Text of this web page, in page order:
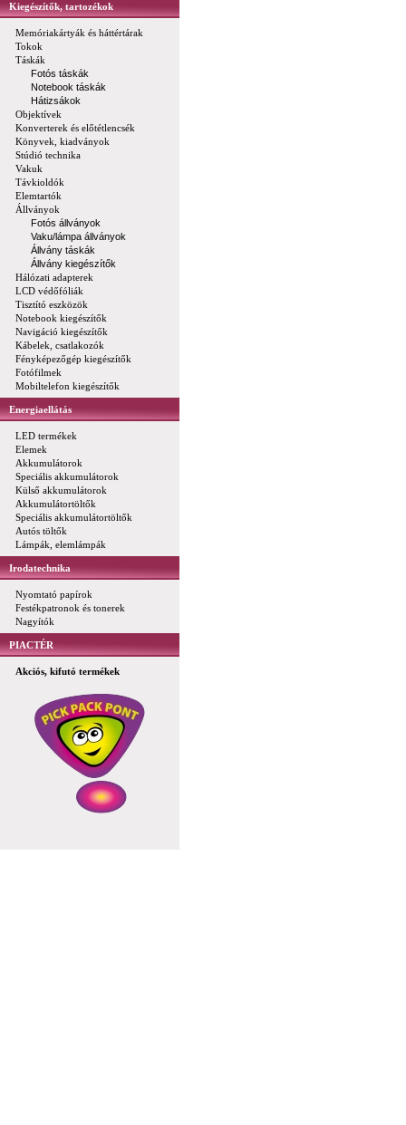
Kiegészítők, tartozékok
Memóriakártyák és háttértárak
Tokok
Táskák
Fotós táskák
Notebook táskák
Hátizsákok
Objektívek
Konverterek és előtétlencsék
Könyvek, kiadványok
Stúdió technika
Vakuk
Távkioldók
Elemtartók
Állványok
Fotós állványok
Vaku/lámpa állványok
Állvány táskák
Állvány kiegészítők
Hálózati adapterek
LCD védőfóliák
Tisztító eszközök
Notebook kiegészítők
Navigáció kiegészítők
Kábelek, csatlakozók
Fényképezőgép kiegészítők
Fotófilmek
Mobiltelefon kiegészítők
Energiaellátás
LED termékek
Elemek
Akkumulátorok
Speciális akkumulátorok
Külső akkumulátorok
Akkumulátortöltők
Speciális akkumulátortöltők
Autós töltők
Lámpák, elemlámpák
Irodatechnika
Nyomtató papírok
Festékpatronok és tonerek
Nagyítók
PIACTÉR
Akciós, kifutó termékek